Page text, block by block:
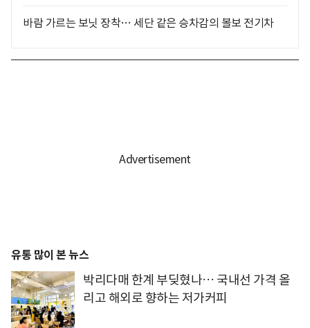
바람 가르는 보닛 장착… 세단 같은 승차감의 볼보 전기차
유통 많이 본 뉴스
박리다매 한계 부딪혔나… 국내선 가격 올
리고 해외로 향하는 저가커피